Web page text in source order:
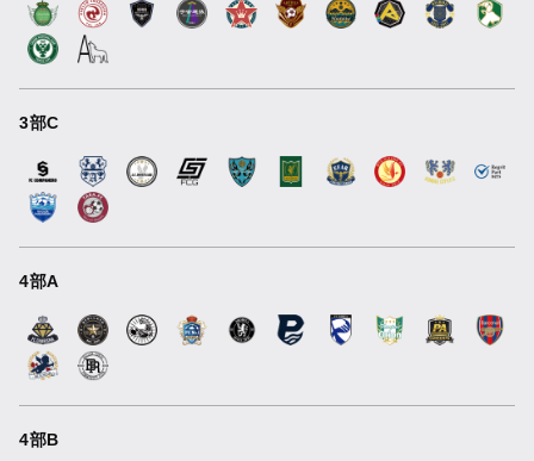
3部C
4部A
4部B